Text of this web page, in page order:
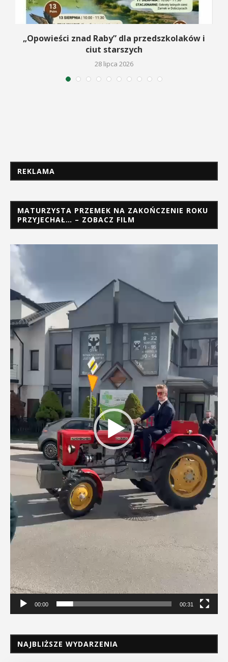
„Opowieści znad Raby” dla przedszkolaków i
ciut starszych
28 lipca 2026
REKLAMA
MATURZYSTA PRZEMEK NA ZAKOŃCZENIE ROKU
PRZYJECHAŁ… – ZOBACZ FILM
Odtwarzacz
00:00 00:31
NAJBLIŻSZE WYDARZENIA